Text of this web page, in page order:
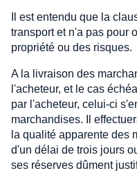
Il est entendu que la
transport et n'a pas pour
propriété ou des risques.
A la livraison des
l'acheteur, et le cas
par l'acheteur, celui-ci
marchandises. Il
la qualité apparente des
d'un délai de trois jours
ses réserves dûment